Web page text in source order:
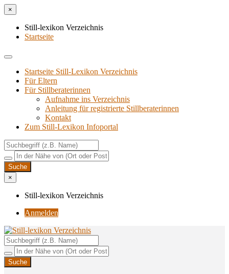
×
Still-lexikon Verzeichnis
Startseite
Startseite Still-Lexikon Verzeichnis
Für Eltern
Für Stillberaterinnen
Aufnahme ins Verzeichnis
Anlei­tung für regis­trier­te Stillberaterinnen
Kon­takt
Zum Still-Lexikon Infoportal
×
Still-lexikon Verzeichnis
Anmelden
Still-lexikon Verzeichnis
Unterstützungsangebote rund ums Stillen